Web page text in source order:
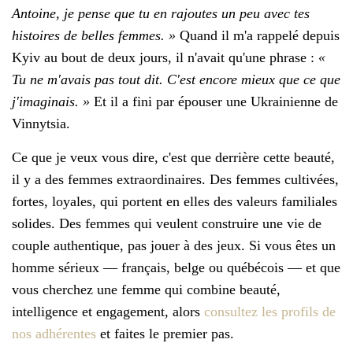
Antoine, je pense que tu en rajoutes un peu avec tes
histoires de belles femmes. » Quand il m'a rappelé depuis
Kyiv au bout de deux jours, il n'avait qu'une phrase : «
Tu ne m'avais pas tout dit. C'est encore mieux que ce que
j'imaginais. » Et il a fini par épouser une Ukrainienne de
Vinnytsia.
Ce que je veux vous dire, c'est que derrière cette beauté,
il y a des femmes extraordinaires. Des femmes cultivées,
fortes, loyales, qui portent en elles des valeurs familiales
solides. Des femmes qui veulent construire une vie de
couple authentique, pas jouer à des jeux. Si vous êtes un
homme sérieux — français, belge ou québécois — et que
vous cherchez une femme qui combine beauté,
intelligence et engagement, alors consultez les profils de
nos adhérentes et faites le premier pas.